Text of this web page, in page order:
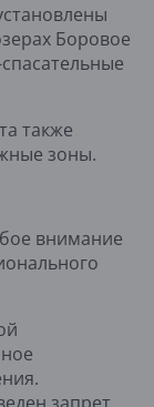
ерах Боровое
также
зоны.
внимание